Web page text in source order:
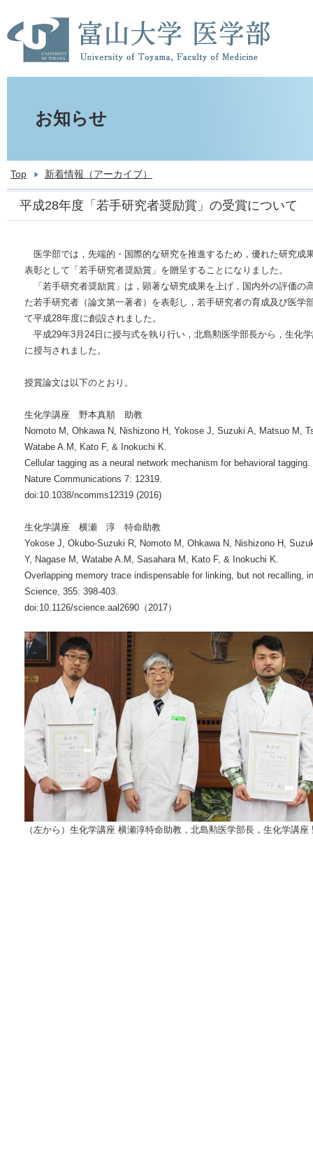
お知らせ
Top 新着情報（アーカイブ）
平成28年度「若手研究者奨励賞」の受賞について
医学部では，先端的・国際的な研究を推進するため，優れた研究成
表彰として「若手研究者奨励賞」を贈呈することになりました。
「若手研究者奨励賞」は，顕著な研究成果を上げ，国内外の評価の
た若手研究者（論文第一著者）を表彰し，若手研究者の育成及び医学
て平成28年度に創設されました。
平成29年3月24日に授与式を執り行い，北島勲医学部長から，生化
に授与されました。
授賞論文は以下のとおり。
生化学講座 野本真順 助教
Nomoto M, Ohkawa N, Nishizono H, Yokose J, Suzuki A, Matsuo M,
Watabe A.M, Kato F, & Inokuchi K.
Cellular tagging as a neural network mechanism for behavioral tagging.
Nature Communications 7: 12319.
doi:10.1038/ncomms12319 (2016)
生化学講座 横瀬 淳 特命助教
Yokose J, Okubo-Suzuki R, Nomoto M, Ohkawa N, Nishizono H,
Y, Nagase M, Watabe A.M, Sasahara M, Kato F, & Inokuchi K.
Overlapping memory trace indispensable for linking, but not recalling,
Science, 355: 398-403.
doi:10.1126/science.aal2690（2017）
（左から）生化学講座 横瀬淳特命助教，北島勲医学部長，生化学講座